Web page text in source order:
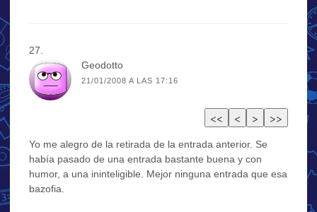
Geodotto
21/01/2008 A LAS 17:16
Yo me alegro de la retirada de la entrada anterior. Se
había pasado de una entrada bastante buena y con
humor, a una ininteligible. Mejor ninguna entrada que esa
bazofia.